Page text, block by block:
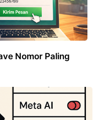
Nomor Paling